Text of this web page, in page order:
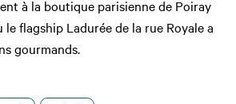
à la boutique parisienne de Poiray
le flagship Ladurée de la rue Royale a
gourmands.